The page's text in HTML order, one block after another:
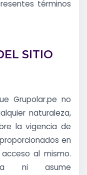
términos
SITIO
Grupolar.pe no
naturaleza,
la vigencia de
en
al mismo.
ni asume